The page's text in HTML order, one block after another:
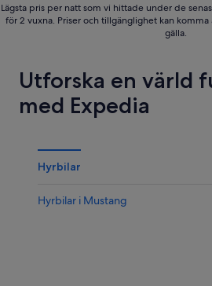
Lägsta pris per natt som vi hittade under de
för 2 vuxna. Priser och tillgänglighet kan
gälla.
Utforska en värld
med Expedia
Hyrbilar
Hyrbilar i Mustang